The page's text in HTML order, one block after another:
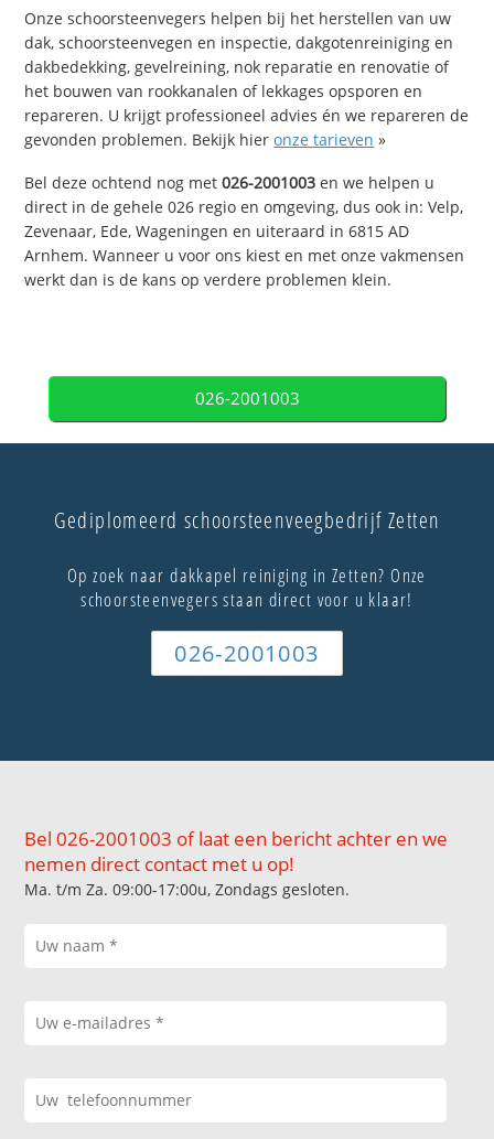
Onze schoorsteenvegers helpen bij het herstellen van uw
dak, schoorsteenvegen en inspectie, dakgotenreiniging en
dakbedekking, gevelreining, nok reparatie en renovatie of
het bouwen van rookkanalen of lekkages opsporen en
repareren. U krijgt professioneel advies én we repareren de
gevonden problemen. Bekijk hieronze tarieven »
Bel deze ochtend nog met026-2001003 en we helpen u
direct in de gehele 026 regio en omgeving, dus ook in: Velp,
Zevenaar, Ede, Wageningen en uiteraard in 6815 AD
Arnhem. Wanneer u voor ons kiest en met onze vakmensen
werkt dan is de kans op verdere problemen klein.
026-2001003
Gediplomeerd schoorsteenveegbedrijf Zetten
Op zoek naar dakkapel reiniging in Zetten? Onze
schoorsteenvegers staan direct voor u klaar!
026-2001003
Bel 026-2001003 of laat een bericht achter en we
nemen direct contact met u op!
Ma. t/m Za. 09:00-17:00u, Zondags gesloten.